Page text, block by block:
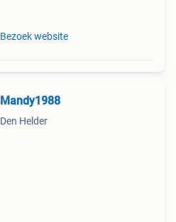
Bezoek website
Mandy1988
Den Helder